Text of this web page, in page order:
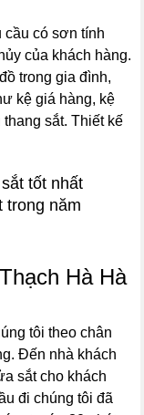
cầu có sơn tính
của khách hàng.
trong gia đình,
kệ giá hàng, kệ
sắt. Thiết kế
tốt nhất
năm
Hà Hà
tôi theo chân
Đến nhà khách
sắt cho khách
đi chúng tôi đã